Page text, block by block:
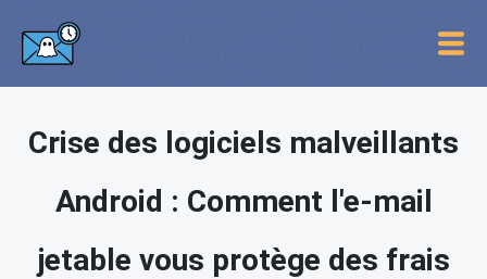
Crise des logiciels malveillants
Android : Comment l'e-mail
jetable vous protège des frais